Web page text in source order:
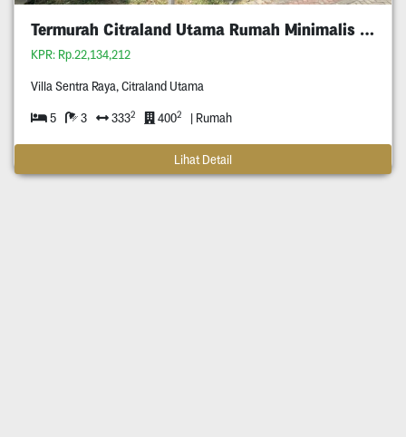
Termurah Citraland Utama Rumah Minimalis 5M An
KPR: Rp.22,134,212
Villa Sentra Raya, Citraland Utama
5 3 3332 4002 | Rumah
Lihat Detail